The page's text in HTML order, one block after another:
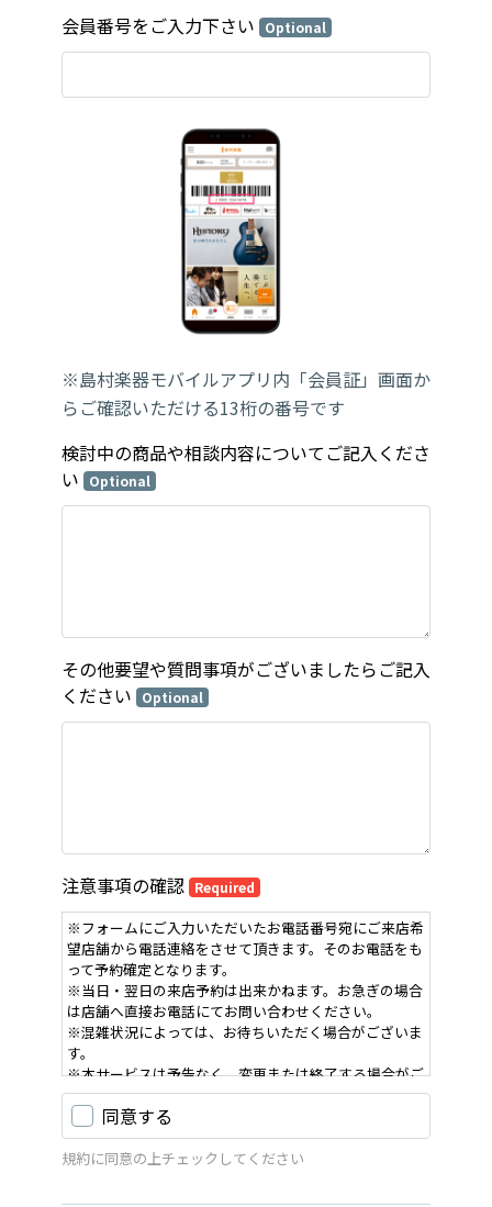
会員番号をご入力下さい Optional
※島村楽器モバイルアプリ内「会員証」画面か
らご確認いただける13桁の番号です
検討中の商品や相談内容についてご記入くださ
い
Optional
その他要望や質問事項がございましたらご記入
ください
Optional
注意事項の確認 Required
※フォームにご入力いただいたお電話番号宛にご来店希
望店舗から電話連絡をさせて頂きます。そのお電話をも
って予約確定となります。
※当日・翌日の来店予約は出来かねます。お急ぎの場合
は店舗へ直接お電話にてお問い合わせください。
※混雑状況によっては、お待ちいただく場合がございま
す。
※本サービスは予告なく、変更または終了する場合がご
ざいます。
同意する
規約に同意の上チェックしてください